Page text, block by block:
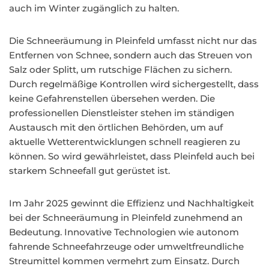
auch im Winter zugänglich zu halten.
Die Schneeräumung in Pleinfeld umfasst nicht nur das
Entfernen von Schnee, sondern auch das Streuen von
Salz oder Splitt, um rutschige Flächen zu sichern.
Durch regelmäßige Kontrollen wird sichergestellt, dass
keine Gefahrenstellen übersehen werden. Die
professionellen Dienstleister stehen im ständigen
Austausch mit den örtlichen Behörden, um auf
aktuelle Wetterentwicklungen schnell reagieren zu
können. So wird gewährleistet, dass Pleinfeld auch bei
starkem Schneefall gut gerüstet ist.
Im Jahr 2025 gewinnt die Effizienz und Nachhaltigkeit
bei der Schneeräumung in Pleinfeld zunehmend an
Bedeutung. Innovative Technologien wie autonom
fahrende Schneefahrzeuge oder umweltfreundliche
Streumittel kommen vermehrt zum Einsatz. Durch